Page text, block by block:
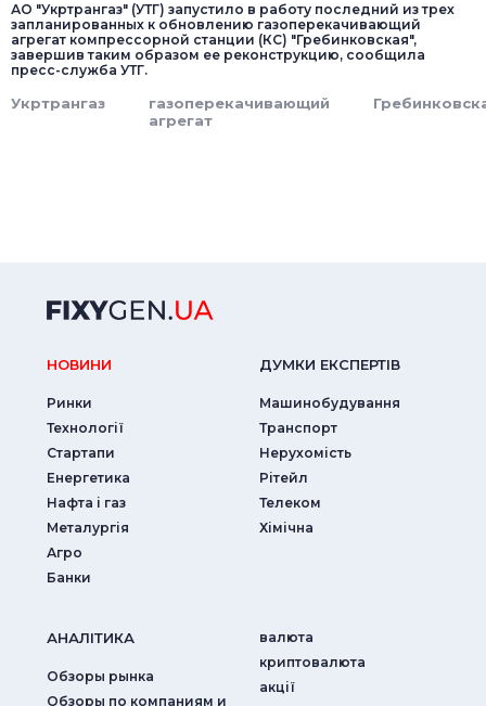
АО "Укртрангаз" (УТГ) запустило в работу последний из трех
запланированных к обновлению газоперекачивающий
агрегат компрессорной станции (КС) "Гребинковская",
завершив таким образом ее реконструкцию, сообщила
пресс-служба УТГ.
Укртрангаз
газоперекачивающий
агрегат
НОВИНИ
Ринки
Технології
Стартапи
Енергетика
Нафта і газ
Металургія
Агро
Банки
ДУМКИ ЕКСПЕРТIВ
Машинобудування
Транспорт
Нерухомість
Рітейл
Телеком
Хімічна
АНАЛIТИКА
Обзоры рынка
Обзоры по компаниям и
валюта
криптовалюта
акції